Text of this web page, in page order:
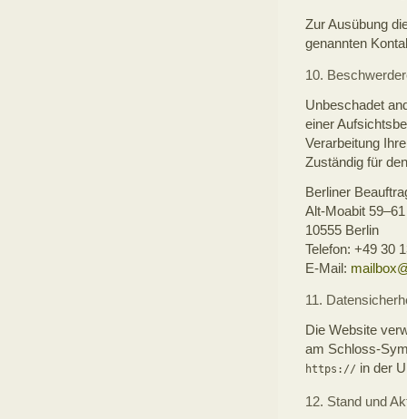
Zur Ausübung
genannten
10.
Unbeschadet
einer
Verarbeitung
Zuständig für
Berliner
Alt-Moabit 59–61
10555 Berlin
Telefon: +49 30
E-Mail:
11.
Die Website
am Schloss-
https:// in der
12. Stand und